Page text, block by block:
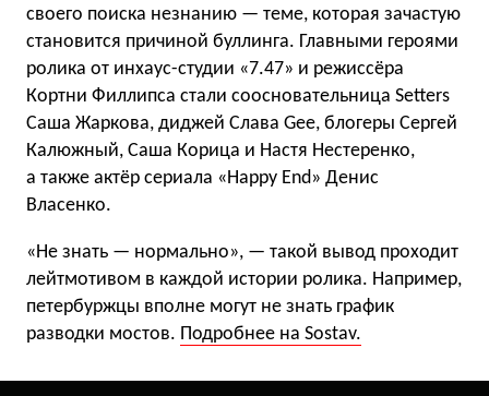
своего поиска незнанию — теме, которая зачастую
становится причиной буллинга. Главными героями
ролика от инхаус-студии «‎7.47» и режиссёра
Кортни Филлипса стали cоосновательница Setters
Саша Жаркова, диджей Слава Gee, блогеры Сергей
Калюжный, Саша Корица и Настя Нестеренко,
а также актёр сериала «‎Happy End» Денис
Власенко.
«‎Не знать — нормально», — такой вывод проходит
лейтмотивом в каждой истории ролика. Например,
петербуржцы вполне могут не знать график
разводки мостов. Подробнее на Sostav.